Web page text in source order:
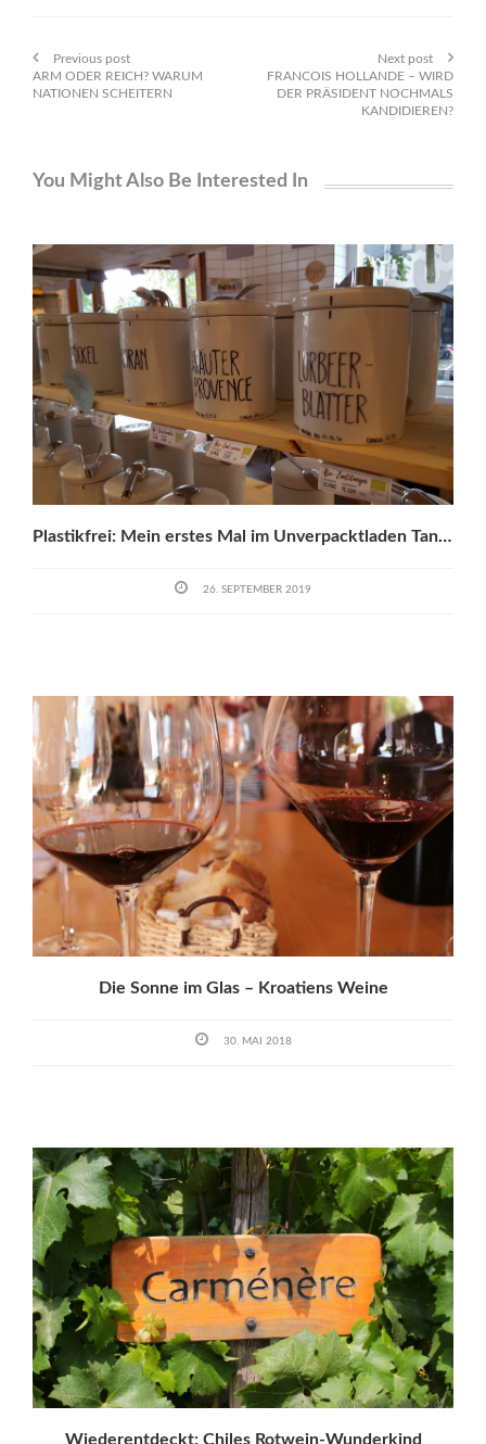
Previous post
ARM ODER REICH? WARUM
NATIONEN SCHEITERN
Next post
FRANCOIS HOLLANDE – WIRD
DER PRÄSIDENT NOCHMALS
KANDIDIEREN?
You Might Also Be Interested In
Plastikfrei: Mein erstes Mal im Unverpacktladen Tante Olga
26. SEPTEMBER 2019
Die Sonne im Glas – Kroatiens Weine
30. MAI 2018
Wiederentdeckt: Chiles Rotwein-Wunderkind